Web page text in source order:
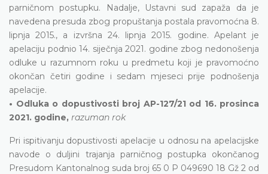
parničnom postupku. Nadalje, Ustavni sud zapaža da je
navedena presuda zbog propuštanja postala pravomoćna 8.
lipnja 2015., a izvršna 24. lipnja 2015. godine. Apelant je
apelaciju podnio 14. siječnja 2021. godine zbog nedonošenja
odluke u razumnom roku u predmetu koji je pravomoćno
okončan četiri godine i sedam mjeseci prije podnošenja
apelacije.
• Odluka o dopustivosti broj AP-127/21 od 16. prosinca
2021. godine, razuman rok
Pri ispitivanju dopustivosti apelacije u odnosu na apelacijske
navode o duljini trajanja parničnog postupka okončanog
Presudom Kantonalnog suda broj 65 0 P 049690 18 Gž 2 od